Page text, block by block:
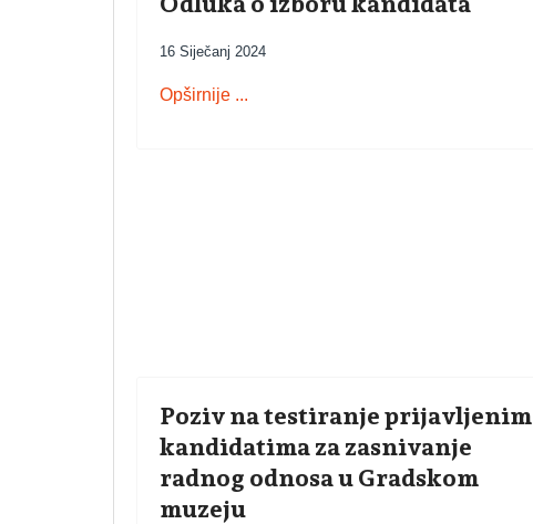
16 Siječanj 2024
Opširnije ...
Poziv na testiranje prijavljenim
kandidatima za zasnivanje
radnog odnosa u Gradskom
muzeju